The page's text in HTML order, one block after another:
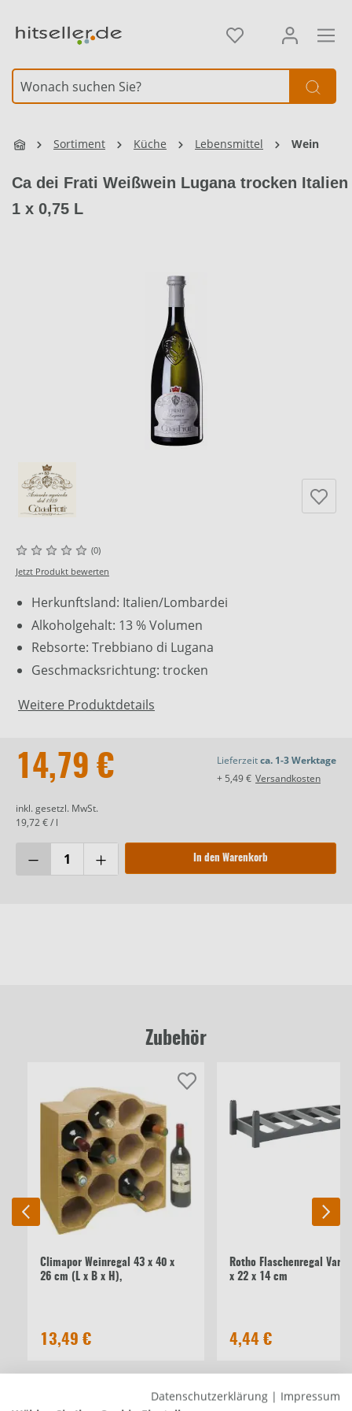
Sortiment Küche Lebensmittel Wein
Ca dei Frati Weißwein Lugana trocken Italien
1 x 0,75 L
(0)
Jetzt Produkt bewerten
Herkunftsland: Italien/Lombardei
Alkoholgehalt: 13 % Volumen
Rebsorte: Trebbiano di Lugana
Geschmacksrichtung: trocken
Weitere Produktdetails
14,79 €
inkl. gesetzl. MwSt.
19,72 € / l
Lieferzeitca. 1-3 Werktage
+ 5,49 € Versandkosten
In den Warenkorb
Zubehör
Climapor Weinregal 43 x 40 x
26 cm (L x B x H),
13,49 €
Rotho Flaschenregal Vario
x 22 x 14 cm
4,44 €
Datenschutzerklärung | Impressum